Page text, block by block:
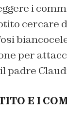
i
cercare
per
padre
E I